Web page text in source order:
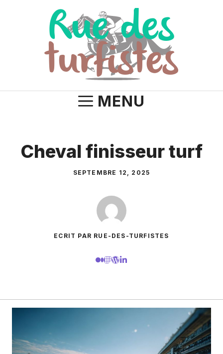
MENU
Cheval finisseur turf
SEPTEMBRE 12, 2025
ECRIT PAR RUE-DES-TURFISTES